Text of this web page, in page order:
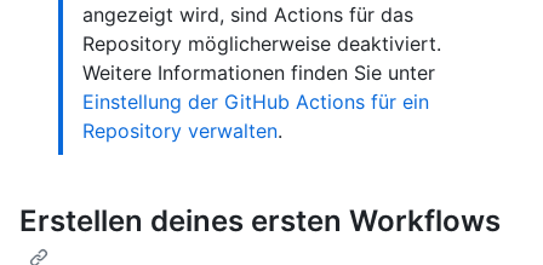
angezeigt wird, sind Actions für das
Repository möglicherweise deaktiviert.
Weitere Informationen finden Sie unter
Einstellung der GitHub Actions für ein
Repository verwalten.
Erstellen deines ersten Workflows